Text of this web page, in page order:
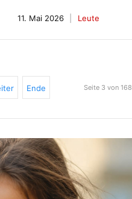
11. Mai 2026 Leute
Ende Seite 3 von 168